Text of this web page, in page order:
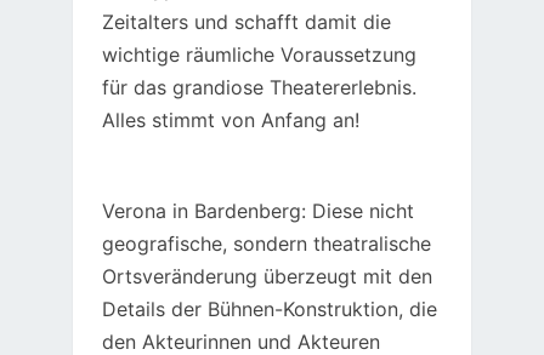
Zeitalters und schafft damit die
wichtige räumliche Voraussetzung
für das grandiose Theatererlebnis.
Alles stimmt von Anfang an!
Verona in Bardenberg: Diese nicht
geografische, sondern theatralische
Ortsveränderung überzeugt mit den
Details der Bühnen-Konstruktion, die
den Akteurinnen und Akteuren